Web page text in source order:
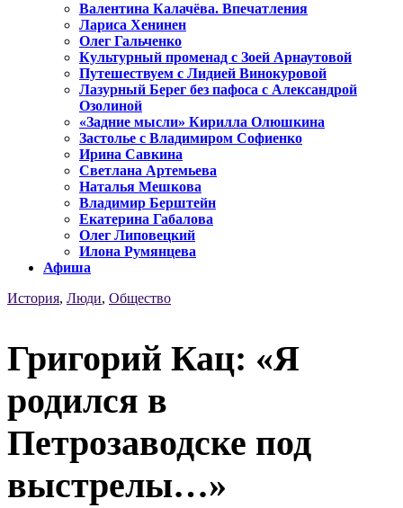
Валентина Калачёва. Впечатления
Лариса Хенинен
Олег Гальченко
Культурный променад с Зоей Арнаутовой
Путешествуем с Лидией Винокуровой
Лазурный Берег без пафоса с Александрой
Озолиной
«Задние мысли» Кирилла Олюшкина
Застолье с Владимиром Софиенко
Ирина Савкина
Светлана Артемьева
Наталья Мешкова
Владимир Берштейн
Екатерина Габалова
Олег Липовецкий
Илона Румянцева
Афиша
История, Люди, Общество
Григорий Кац: «Я
родился в
Петрозаводске под
выстрелы…»